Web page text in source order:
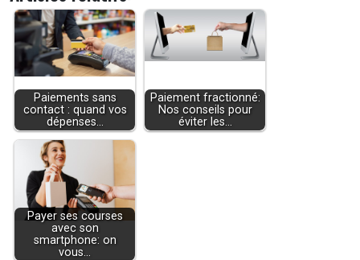
Paiements sans
contact : quand vos
dépenses…
Paiement fractionné:
Nos conseils pour
éviter les…
Payer ses courses
avec son
smartphone: on
vous…